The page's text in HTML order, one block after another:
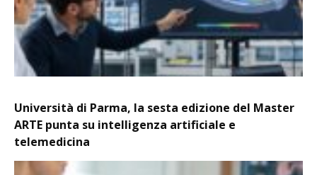
Università di Parma, la sesta edizione del Master
ARTE punta su intelligenza artificiale e
telemedicina